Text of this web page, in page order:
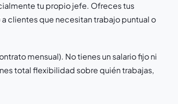
tu propio jefe. Ofreces tus
clientes que necesitan trabajo puntual o
mensual). No tienes un salario fijo ni
total flexibilidad sobre quién trabajas,